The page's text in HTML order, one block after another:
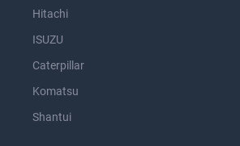
Hitachi
ISUZU
Caterpillar
Komatsu
Shantui